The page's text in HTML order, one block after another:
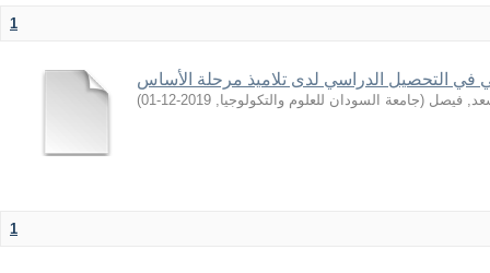
1
في التحصيل الدراسي لدى تلاميذ مرحلة الأساس
فيصل (جامعة السودان للعلوم والتكولوجيا,
2019-12-01
)
1